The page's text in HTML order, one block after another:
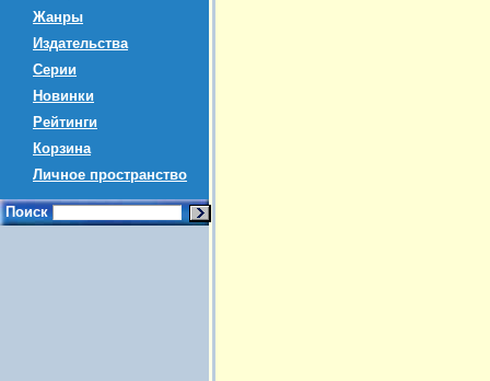
Жанры
Издательства
Серии
Новинки
Рейтинги
Корзина
Личное пространство
Поиск